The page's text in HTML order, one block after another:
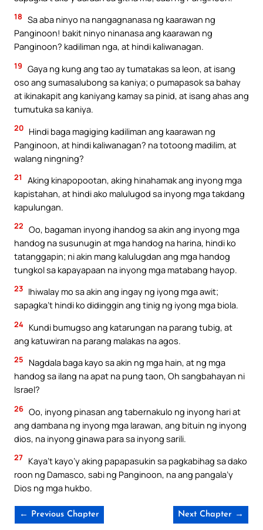
18 Sa aba ninyo na nangagnanasa ng kaarawan ng
Panginoon! bakit ninyo ninanasa ang kaarawan ng
Panginoon? kadiliman nga, at hindi kaliwanagan.
19 Gaya ng kung ang tao ay tumatakas sa leon, at isang
oso ang sumasalubong sa kaniya; o pumapasok sa bahay
at ikinakapit ang kaniyang kamay sa pinid, at isang ahas ang
tumutuka sa kaniya.
20 Hindi baga magiging kadiliman ang kaarawan ng
Panginoon, at hindi kaliwanagan? na totoong madilim, at
walang ningning?
21
Aking kinapopootan, aking hinahamak ang inyong mga
kapistahan, at hindi ako malulugod sa inyong mga takdang
kapulungan.
22 Oo, bagaman inyong ihandog sa akin ang inyong mga
handog na susunugin at mga handog na harina, hindi ko
tatanggapin; ni akin mang kalulugdan ang mga handog
tungkol sa kapayapaan na inyong mga matabang hayop.
23 Ihiwalay mo sa akin ang ingay ng iyong mga awit;
sapagka’t hindi ko didinggin ang tinig ng iyong mga biola.
24 Kundi bumugso ang katarungan na parang tubig, at
ang katuwiran na parang malakas na agos.
25
Nagdala baga kayo sa akin ng mga hain, at ng mga
handog sa ilang na apat na pung taon, Oh sangbahayan ni
Israel?
26 Oo, inyong pinasan ang tabernakulo ng inyong hari at
ang dambana ng inyong mga larawan, ang bituin ng inyong
dios, na inyong ginawa para sa inyong sarili.
27 Kaya’t kayo’y aking papapasukin sa pagkabihag sa dako
roon ng Damasco, sabi ng Panginoon, na ang pangala’y
Dios ng mga hukbo.
← Previous Chapter Next Chapter →